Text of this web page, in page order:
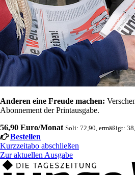
Anderen eine Freude machen:
Abonnement der Printausgabe.
56,90 Euro/Monat Soli: 72,90, ermäßigt:
Bestellen
Kurzzeitabo abschließen
Zur aktuellen Ausgabe